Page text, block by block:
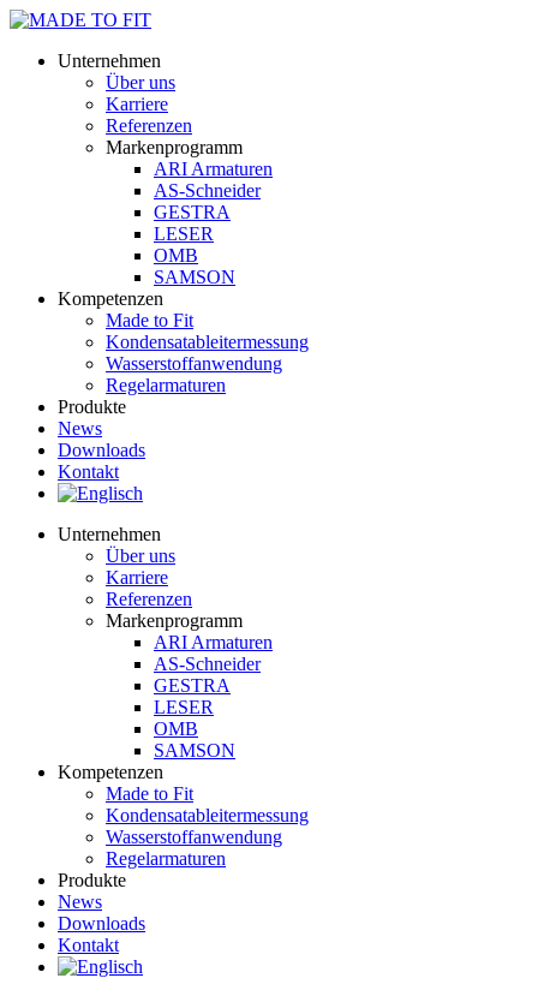
Unternehmen
Über uns
Karriere
Referenzen
Markenprogramm
ARI Armaturen
AS-Schneider
GESTRA
LESER
OMB
SAMSON
Kompetenzen
Made to Fit
Kondensat­ableiter­messung
Wasserstoff­anwendung
Regel­arma­turen
Produkte
News
Downloads
Kontakt
Unternehmen
Über uns
Karriere
Referenzen
Markenprogramm
ARI Armaturen
AS-Schneider
GESTRA
LESER
OMB
SAMSON
Kompetenzen
Made to Fit
Kondensat­ableiter­messung
Wasserstoff­anwendung
Regel­arma­turen
Produkte
News
Downloads
Kontakt